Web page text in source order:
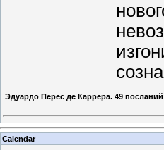
Эдуардо Перес де Каррера. 49
Calendar